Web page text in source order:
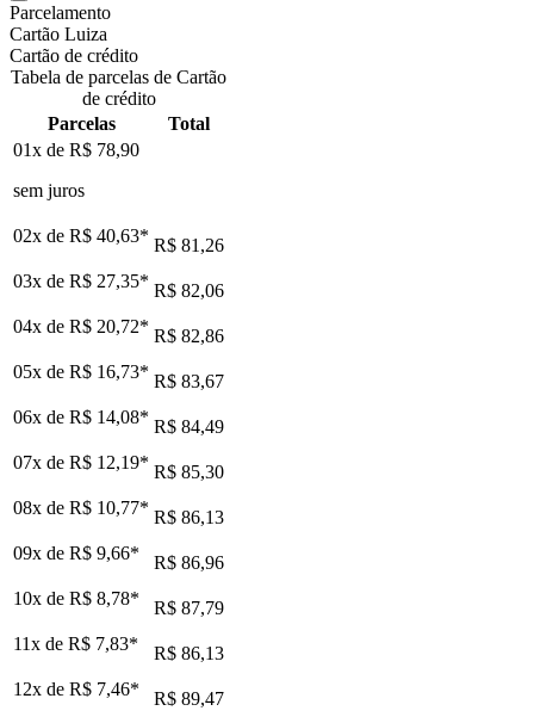
Parcelamento
Cartão Luiza
Cartão de crédito
Tabela de parcelas de Cartão
de crédito
Parcelas
Total
01x de R$ 78,90
sem juros
02x de R$ 40,63* R$ 81,26
03x de R$ 27,35* R$ 82,06
04x de R$ 20,72* R$ 82,86
05x de R$ 16,73* R$ 83,67
06x de R$ 14,08* R$ 84,49
07x de R$ 12,19* R$ 85,30
08x de R$ 10,77* R$ 86,13
09x de R$ 9,66*
R$ 86,96
10x de R$ 8,78*
R$ 87,79
11x de R$ 7,83*
R$ 86,13
12x de R$ 7,46* R$ 89,47